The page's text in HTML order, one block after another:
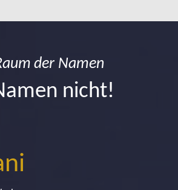
der Namen
nicht!